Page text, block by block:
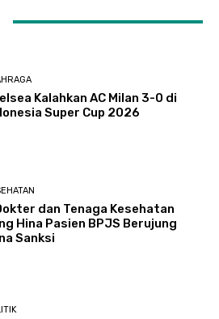
Kalahkan AC Milan 3-0 di
Super Cup 2026
dan Tenaga Kesehatan
Hina Pasien BPJS Berujung
Sanksi